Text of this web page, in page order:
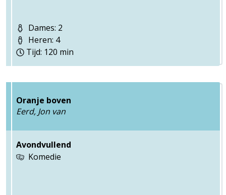
Dames: 2
Heren: 4
Tijd: 120 min
Oranje boven
Eerd, Jon van
Avondvullend
Komedie